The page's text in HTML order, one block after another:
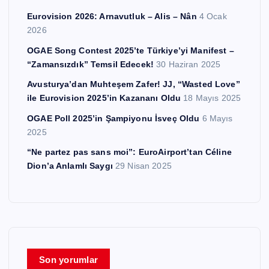
Eurovision 2026: Arnavutluk – Alis – Nân 4 Ocak
2026
OGAE Song Contest 2025’te Türkiye’yi Manifest –
“Zamansızdık” Temsil Edecek! 30 Haziran 2025
Avusturya’dan Muhteşem Zafer! JJ, “Wasted Love”
ile Eurovision 2025’in Kazananı Oldu 18 Mayıs 2025
OGAE Poll 2025’in Şampiyonu İsveç Oldu 6 Mayıs
2025
“Ne partez pas sans moi”: EuroAirport’tan Céline
Dion’a Anlamlı Saygı 29 Nisan 2025
Son yorumlar